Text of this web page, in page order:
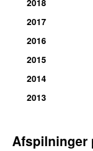
2018
2017
2016
2015
2014
2013
Afspilninger